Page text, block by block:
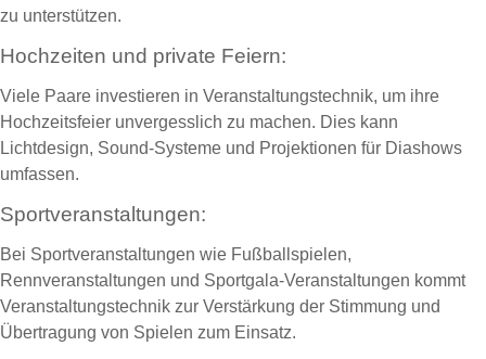
zu unterstützen.
Hochzeiten und private Feiern:
Viele Paare investieren in Veranstaltungstechnik, um ihre
Hochzeitsfeier unvergesslich zu machen. Dies kann
Lichtdesign, Sound-Systeme und Projektionen für Diashows
umfassen.
Sportveranstaltungen:
Bei Sportveranstaltungen wie Fußballspielen,
Rennveranstaltungen und Sportgala-Veranstaltungen kommt
Veranstaltungstechnik zur Verstärkung der Stimmung und
Übertragung von Spielen zum Einsatz.